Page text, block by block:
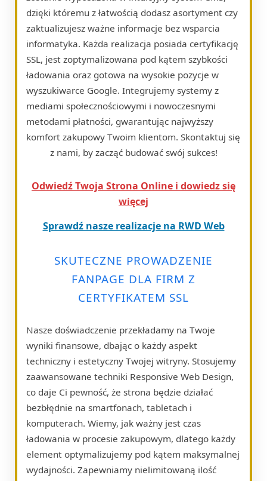
dzięki któremu z łatwością dodasz asortyment czy
zaktualizujesz ważne informacje bez wsparcia
informatyka. Każda realizacja posiada certyfikację
SSL, jest zoptymalizowana pod kątem szybkości
ładowania oraz gotowa na wysokie pozycje w
wyszukiwarce Google. Integrujemy systemy z
mediami społecznościowymi i nowoczesnymi
metodami płatności, gwarantując najwyższy
komfort zakupowy Twoim klientom. Skontaktuj się
z nami, by zacząć budować swój sukces!
Odwiedź Twoja Strona Online i dowiedz się
więcej
Sprawdź nasze realizacje na RWD Web
SKUTECZNE PROWADZENIE
FANPAGE DLA FIRM Z
CERTYFIKATEM SSL
Nasze doświadczenie przekładamy na Twoje
wyniki finansowe, dbając o każdy aspekt
techniczny i estetyczny Twojej witryny. Stosujemy
zaawansowane techniki Responsive Web Design,
co daje Ci pewność, że strona będzie działać
bezbłędnie na smartfonach, tabletach i
komputerach. Wiemy, jak ważny jest czas
ładowania w procesie zakupowym, dlatego każdy
element optymalizujemy pod kątem maksymalnej
wydajności. Zapewniamy nielimitowaną ilość